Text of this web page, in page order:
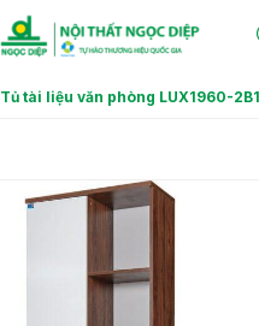
Tủ tài liệu văn phòng LUX1960-2B1